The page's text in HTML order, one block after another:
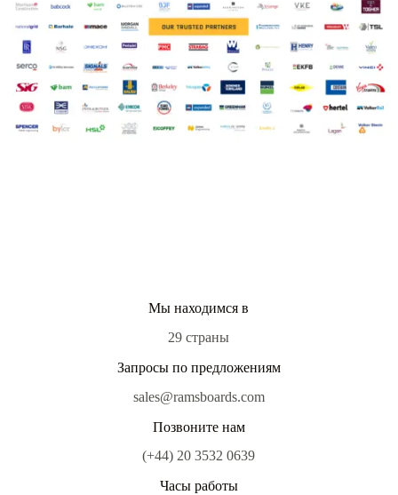
Мы находимся в
29 страны
Запросы по предложениям
sales@ramsboards.com
Позвоните нам
(+44) 20 3532 0639
Часы работы